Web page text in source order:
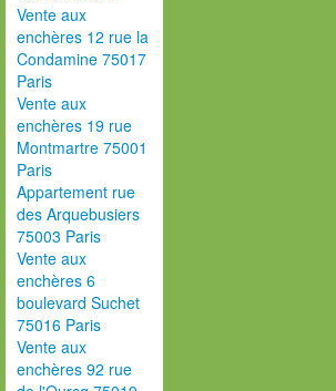
Vente aux
enchères 12 rue la
Condamine 75017
Paris
Vente aux
enchères 19 rue
Montmartre 75001
Paris
Appartement rue
des Arquebusiers
75003 Paris
Vente aux
enchères 6
boulevard Suchet
75016 Paris
Vente aux
enchères 92 rue